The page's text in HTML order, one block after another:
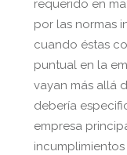
requerido en
por las normas
cuando éstas
puntual en la
vayan más allá
debería
empresa